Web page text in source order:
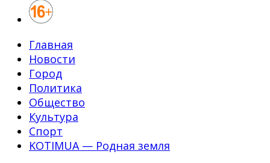
Главная
Новости
Город
Политика
Общество
Культура
Спорт
KOTIMUA — Родная земля